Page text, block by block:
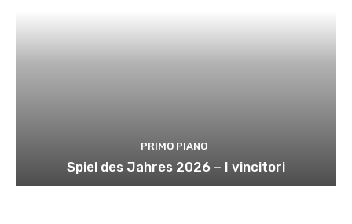
PRIMO PIANO
Spiel des Jahres 2026 – I vincitori